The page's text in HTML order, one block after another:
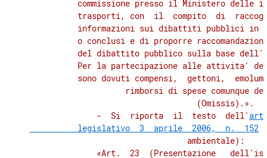
commissione presso il Ministero delle
trasporti, con  il  compito  di
informazioni sui dibattiti pubblici in
o conclusi e di proporre
del dibattito pubblico sulla base
Per la partecipazione alle attivita'
sono dovuti compensi,  gettoni,
rimborsi di spese comunque
              (Omissis).».
              -  Si  riporta  il  testo  dell'
          legislativo  3  aprile  2006,  n.  152
          ambientale):
«Art.  23  (Presentazione